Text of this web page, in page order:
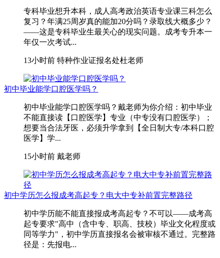
专科毕业想升本科，成人高考政治英语专业课三科怎么
复习？年满25周岁真的能加20分吗？录取线大概多少？
——这是专科毕业生最关心的现实问题。成考专升本一
年仅一次考试...
13小时前 特种作业证报名处杜老师
初中毕业能学口腔医学吗？
初中毕业能学口腔医学吗？戴老师为你介绍：初中毕业
不能直接读【口腔医学】专业（中专没有口腔医学）；
想要当合法牙医，必须升学拿到【全日制大专/本科口腔
医学】学...
15小时前 戴老师
初中学历怎么报成考高起专？电大中专补前置完整路径
初中学历能不能直接报成考高起专？不可以——成考高
起专要求"高中（含中专、职高、技校）毕业文化程度或
同等学力"，初中学历直接报名会被审核不通过。完整路
径是：先报电...